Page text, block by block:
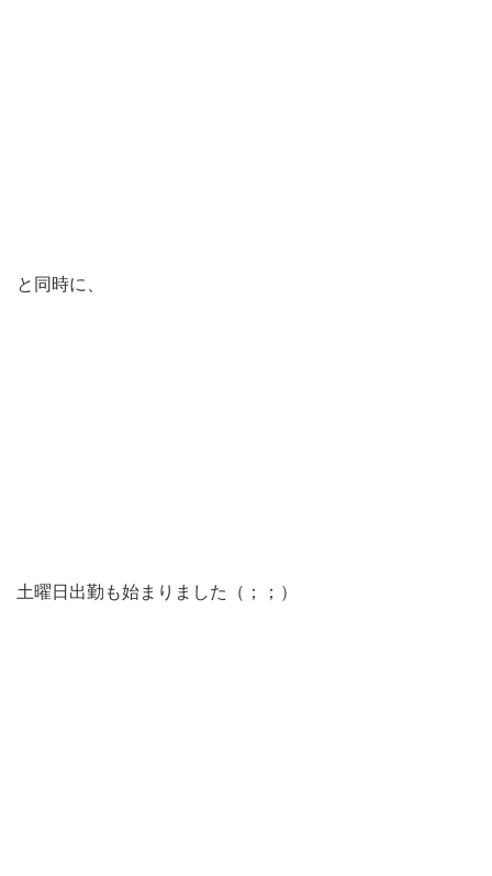
と同時に、
土曜日出勤も始まりました（；；）